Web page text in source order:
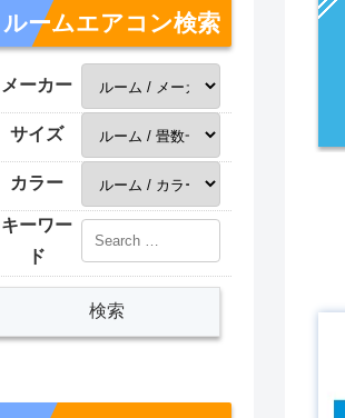
ルームエアコン検索
メーカー
サイズ
カラー
キーワー
ド